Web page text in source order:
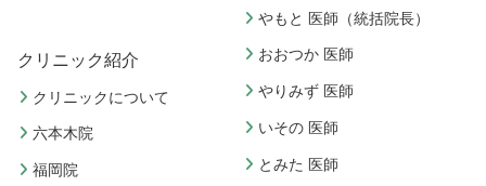
クリニック紹介
クリニックについて
六本木院
福岡院
やもと 医師（統括院長）
おおつか 医師
やりみず 医師
いその 医師
とみた 医師